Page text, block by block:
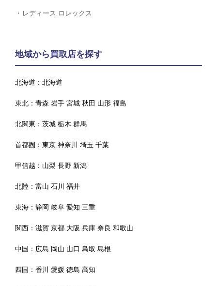
レディース ロレックス
地域から買取店を探す
北海道：北海道
東北：青森 岩手 宮城 秋田 山形 福島
北関東：茨城 栃木 群馬
首都圏：東京 神奈川 埼玉 千葉
甲信越： 山梨 長野 新潟
北陸：富山 石川 福井
東海：静岡 岐阜 愛知 三重
関西：滋賀 京都 大阪 兵庫 奈良 和歌山
中国： 広島 岡山 山口 鳥取 島根
四国：香川 愛媛 徳島 高知